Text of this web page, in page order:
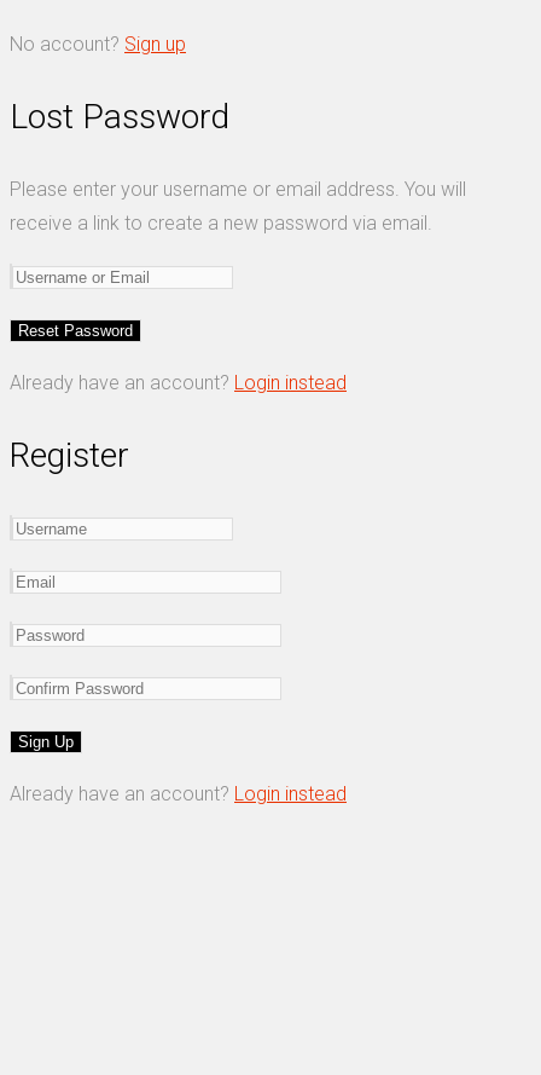
No account? Sign up
Lost Password
Please enter your username or email address. You will
receive a link to create a new password via email.
Already have an account? Login instead
Register
Already have an account? Login instead